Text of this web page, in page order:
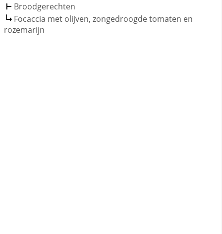
Broodgerechten
Focaccia met olijven, zongedroogde tomaten en
rozemarijn